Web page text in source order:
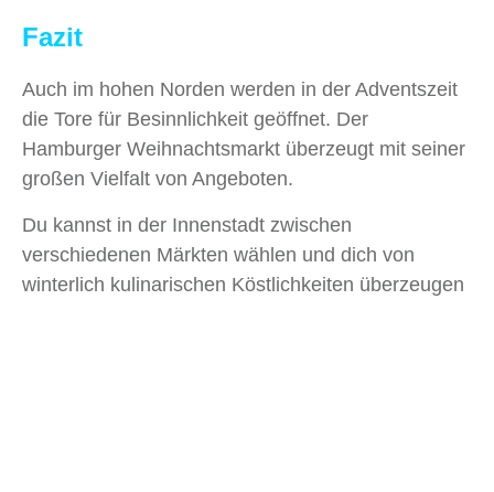
Fazit
Auch im hohen Norden werden in der Adventszeit
die Tore für Besinnlichkeit geöffnet. Der
Hamburger Weihnachtsmarkt überzeugt mit seiner
großen Vielfalt von Angeboten.
Du kannst in der Innenstadt zwischen
verschiedenen Märkten wählen und dich von
winterlich kulinarischen Köstlichkeiten überzeugen